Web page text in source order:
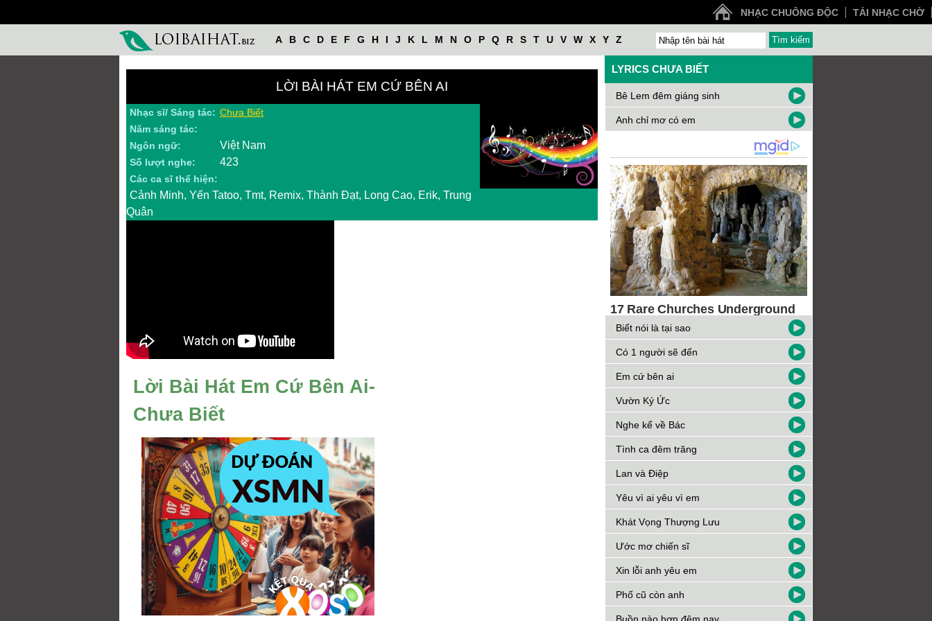
NHẠC CHUÔNG ĐỘC TẢI NHẠC CHỜ
A B C D E F G H I J K L M N O P Q R S T U V W X Y Z
LỜI BÀI HÁT EM CỨ BÊN AI
Nhạc sĩ/ Sáng tác: Chưa Biết
Năm sáng tác:
Ngôn ngữ:
Việt Nam
Số lượt nghe: 423
Các ca sĩ thể hiện:
Cảnh Minh, Yến Tatoo, Tmt, Remix, Thành Đạt, Long Cao, Erik, Trung
Quân
Lời Bài Hát Em Cứ Bên Ai-
Chưa Biết
LYRICS CHƯA BIẾT
Bê Lem đêm giáng sinh
Anh chỉ mơ có em
Biết nói là tại sao
Có 1 người sẽ đến
Em cứ bên ai
Vườn Ký Ức
Nghe kể về Bác
Tình ca đêm trăng
Lan và Điệp
Yêu vì ai yêu vì em
Khát Vọng Thượng Lưu
Ước mơ chiến sĩ
Xin lỗi anh yêu em
Phố cũ còn anh